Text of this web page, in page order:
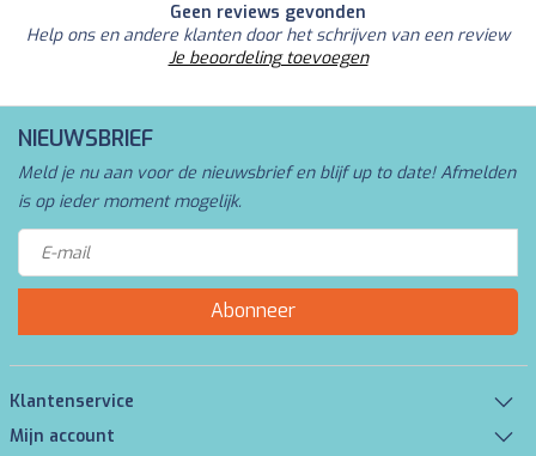
Geen reviews gevonden
Help ons en andere klanten door het schrijven van een review
Je beoordeling toevoegen
NIEUWSBRIEF
Meld je nu aan voor de nieuwsbrief en blijf up to date! Afmelden
is op ieder moment mogelijk.
Abonneer
Klantenservice
Mijn account